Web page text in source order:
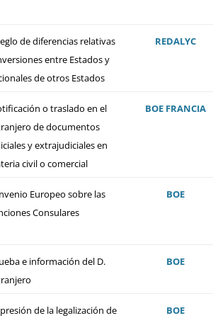
de diferencias relativas
entre Estados y
de otros Estados
REDALYC
o traslado en el
de documentos
y extrajudiciales en
civil o comercial
BOE FRANCIA
Europeo sobre las
Consulares
BOE
e información del D.
BOE
de la legalización de
BOE